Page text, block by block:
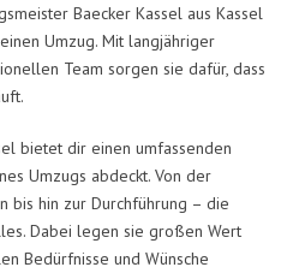
Baecker Kassel aus Kassel
Umzug. Mit langjähriger
Team sorgen sie dafür, dass
bietet dir einen umfassenden
Umzugs abdeckt. Von der
bis hin zur Durchführung – die
Dabei legen sie großen Wert
Bedürfnisse und Wünsche